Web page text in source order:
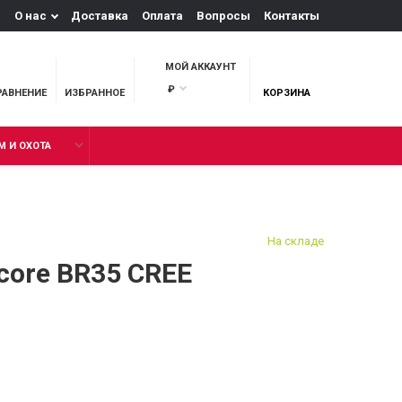
О нас Доставка Оплата Вопросы Контакты
ИЗБРАННОЕ
МОЙ АККАУНТ
₽
КОРЗИНА
И ОХОТА
BR35 CREE
На складе